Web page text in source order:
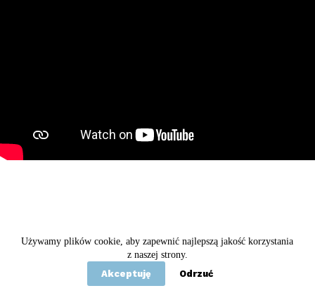
Używamy plików cookie, aby zapewnić najlepszą jakość korzystania
z naszej strony.
Akceptuję
Odrzuć
Copyright © 2020 - 2026 Betel